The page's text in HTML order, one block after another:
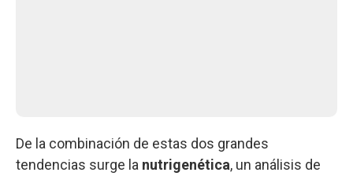
De la combinación de estas dos grandes
tendencias surge la nutrigenética, un análisis de